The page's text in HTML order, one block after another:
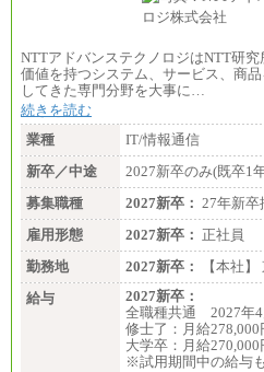
NTTアドバンステクノロジはNTT研
価値を持つシステム、サービス、商
してきた専門分野を大事に…
続きを読む
業種
IT/情報通信
新卒／中途
2027新卒のみ(既卒1
募集職種
2027新卒： 27年新
雇用形態
2027新卒： 正社員
勤務地
2027新卒：
【本社
給与
2027新卒：
全職種共通 2027年4
修士了：月給278,000
大学卒：月給270,000
※試用期間中の給与